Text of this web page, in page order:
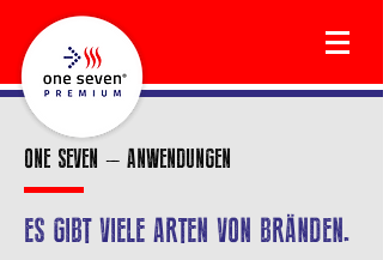
ONE SEVEN – ANWENDUNGEN
ES GIBT VIELE ARTEN VON BRÄNDEN.